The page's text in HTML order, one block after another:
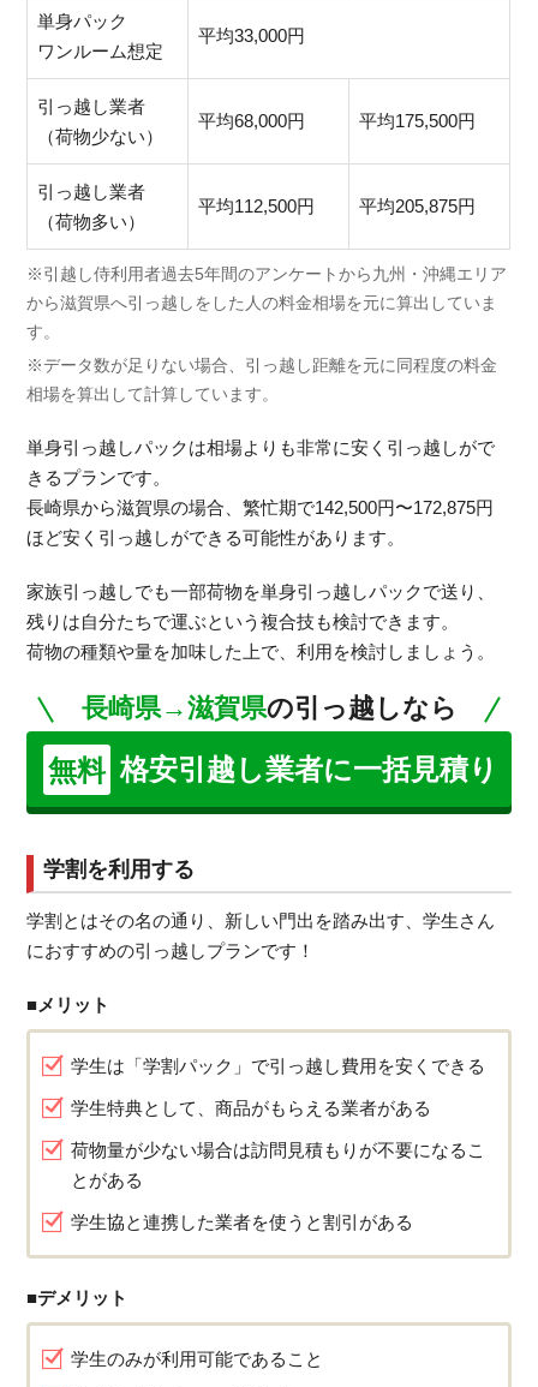
単身パック
ワンルーム想定
平均33,000円
引っ越し業者
（荷物少ない）
平均68,000円 平均175,500円
引っ越し業者
（荷物多い）
平均112,500円 平均205,875円
※引越し侍利用者過去5年間のアンケートから九州・沖縄エリア
から滋賀県へ引っ越しをした人の料金相場を元に算出していま
す。
※データ数が足りない場合、引っ越し距離を元に同程度の料金
相場を算出して計算しています。
単身引っ越しパックは相場よりも非常に安く引っ越しがで
きるプランです。
長崎県から滋賀県の場合、繁忙期で142,500円〜172,875円
ほど安く引っ越しができる可能性があります。
家族引っ越しでも一部荷物を単身引っ越しパックで送り、
残りは自分たちで運ぶという複合技も検討できます。
荷物の種類や量を加味した上で、利用を検討しましょう。
長崎県→滋賀県の引っ越しなら
無料 格安引越し業者に一括見積り
学割を利用する
学割とはその名の通り、新しい門出を踏み出す、学生さん
におすすめの引っ越しプランです！
■メリット
学生は「学割パック」で引っ越し費用を安くできる
学生特典として、商品がもらえる業者がある
荷物量が少ない場合は訪問見積もりが不要になるこ
とがある
学生協と連携した業者を使うと割引がある
■デメリット
学生のみが利用可能であること